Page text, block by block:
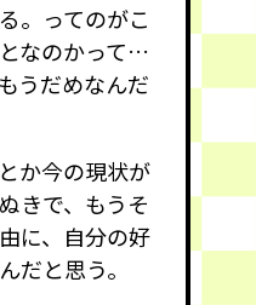
。ってのがこ
なのかって…
うだめなんだ
か今の現状が
きで、もうそ
に、自分の好
だと思う。